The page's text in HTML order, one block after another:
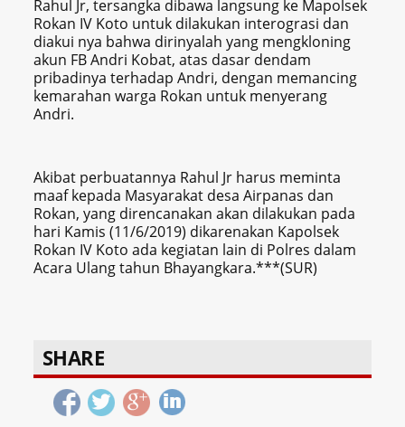
Rahul Jr, tersangka dibawa langsung ke Mapolsek
Rokan IV Koto untuk dilakukan interograsi dan
diakui nya bahwa dirinyalah yang mengkloning
akun FB Andri Kobat, atas dasar dendam
pribadinya terhadap Andri, dengan memancing
kemarahan warga Rokan untuk menyerang
Andri.
Akibat perbuatannya Rahul Jr harus meminta
maaf kepada Masyarakat desa Airpanas dan
Rokan, yang direncanakan akan dilakukan pada
hari Kamis (11/6/2019) dikarenakan Kapolsek
Rokan IV Koto ada kegiatan lain di Polres dalam
Acara Ulang tahun Bhayangkara.***(SUR)
SHARE